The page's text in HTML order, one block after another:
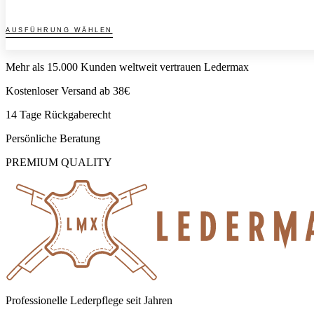
AUSFÜHRUNG WÄHLEN
Produkt
mehrere
auf.
werden
Mehr als 15.000 Kunden weltweit vertrauen Ledermax
Kostenloser Versand ab 38€
14 Tage Rückgaberecht
Persönliche Beratung
PREMIUM QUALITY
Professionelle Lederpflege seit Jahren